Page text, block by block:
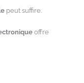
peut suffire.
offre